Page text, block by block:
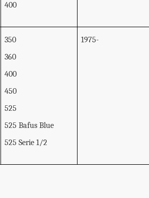
400
350
360
400
450
525
525 Bafus Blue
525 Serie 1/2
1975-